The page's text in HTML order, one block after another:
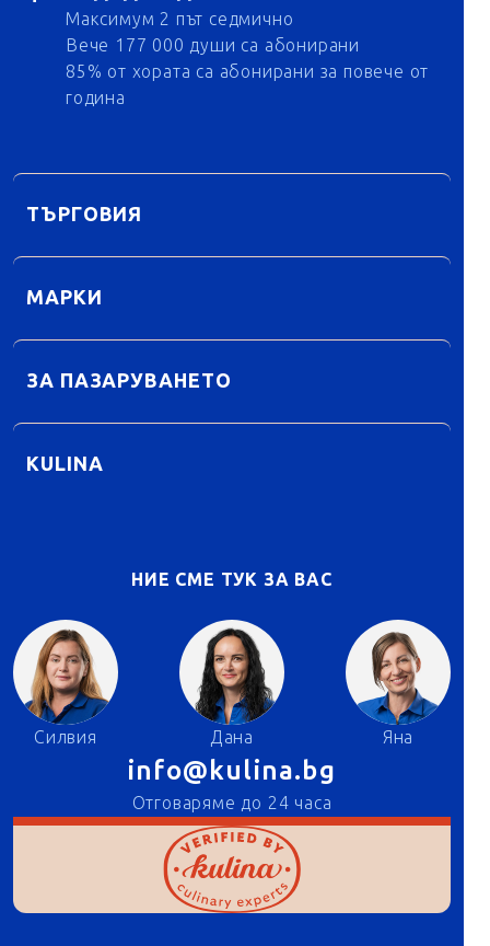
Максимум 2 път седмично
Вече 177 000 души са абонирани
85% от хората са абонирани за повече от
година
ТЪРГОВИЯ
МАРКИ
ЗА ПАЗАРУВАНЕТО
KULINA
НИЕ СМЕ ТУК ЗА ВАС
Силвия Дана Яна
info@kulina.bg
Отговаряме до 24 часа